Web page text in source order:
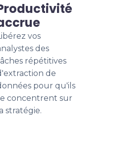
vos
des
répétitives
de
pour qu'ils
concentrent sur
stratégie.